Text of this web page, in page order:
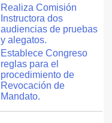
Realiza Comisión
Instructora dos
audiencias de pruebas
y alegatos.
Establece Congreso
reglas para el
procedimiento de
Revocación de
Mandato.